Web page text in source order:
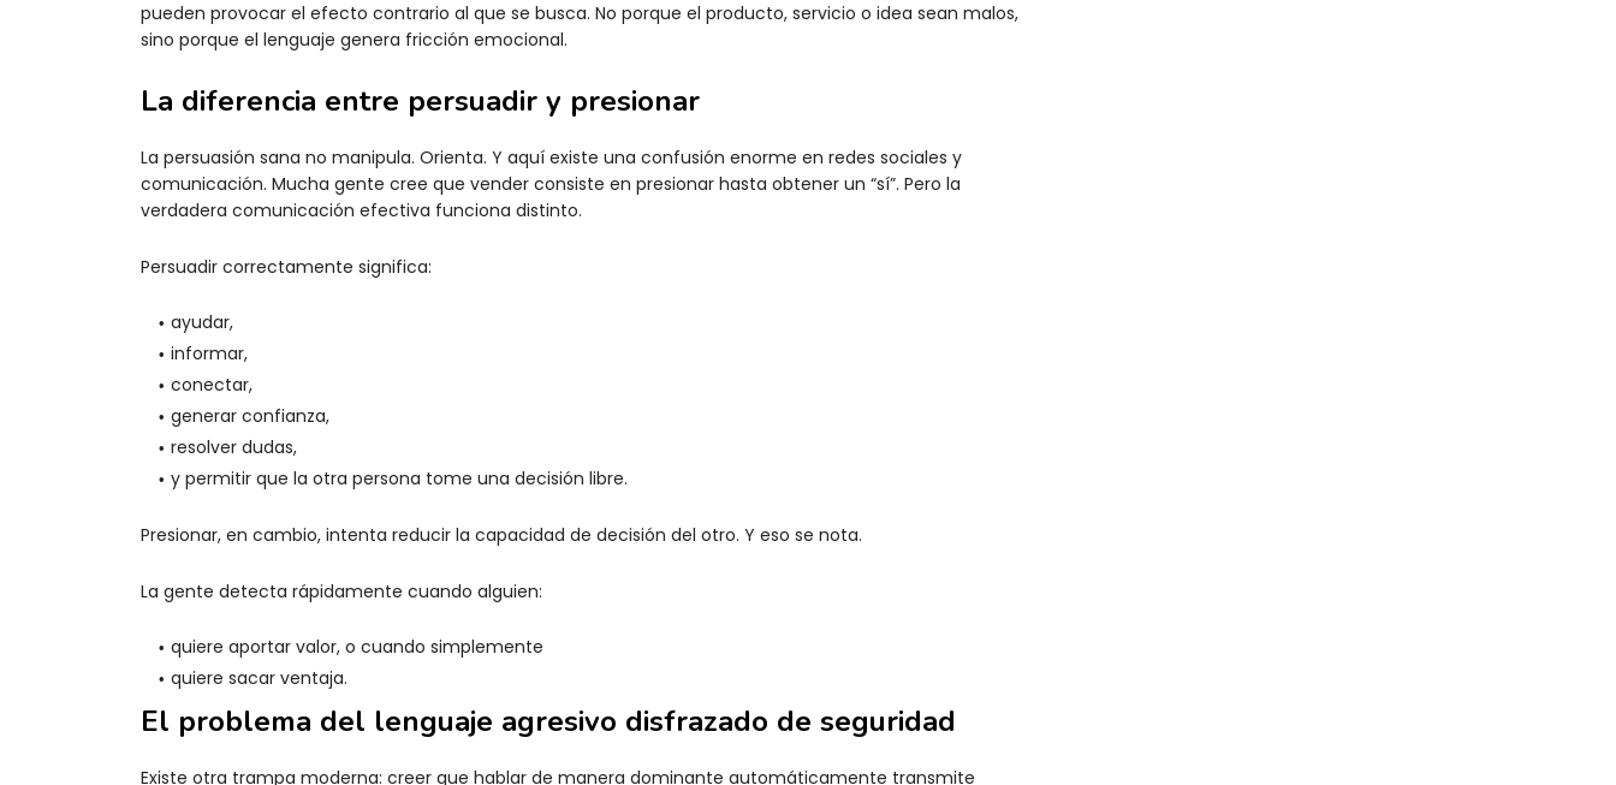
pueden provocar el efecto contrario al que se busca. No porque el producto, servicio o idea sean malos,
sino porque el lenguaje genera fricción emocional.
La diferencia entre persuadir y presionar
La persuasión sana no manipula. Orienta. Y aquí existe una confusión enorme en redes sociales y
comunicación. Mucha gente cree que vender consiste en presionar hasta obtener un “sí”. Pero la
verdadera comunicación efectiva funciona distinto.
Persuadir correctamente significa:
ayudar,
informar,
conectar,
generar confianza,
resolver dudas,
y permitir que la otra persona tome una decisión libre.
Presionar, en cambio, intenta reducir la capacidad de decisión del otro. Y eso se nota.
La gente detecta rápidamente cuando alguien:
quiere aportar valor, o cuando simplemente
quiere sacar ventaja.
El problema del lenguaje agresivo disfrazado de seguridad
Existe otra trampa moderna: creer que hablar de manera dominante automáticamente transmite